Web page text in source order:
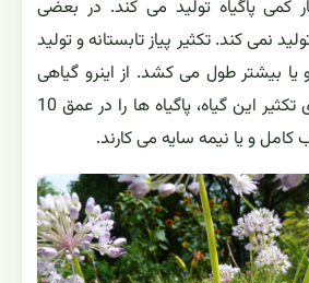
کمی پاگیاه تولید می کند. در بعضی
نمی کند. تکثیر پیاز تابستانه و تولید
گیاه 6 سال و یا بیشتر طول می کشد. از اینرو گیاهی
نادر و گران است. برای تکثیر این گیاه، پاگیاه ها را در عمق 10
کامل و یا نیمه سایه می کارند.